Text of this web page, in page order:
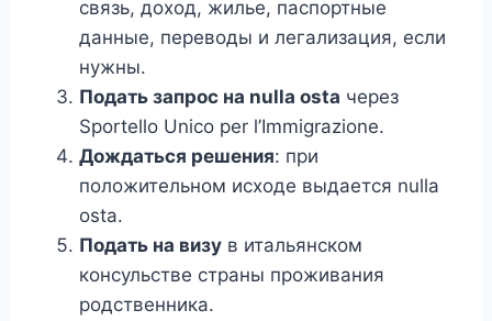
связь, доход, жилье, паспортные
данные, переводы и легализация, если
нужны.
Подать запрос на nulla osta через
Sportello Unico per l’Immigrazione.
Дождаться решения: при
положительном исходе выдается nulla
osta.
Подать на визу в итальянском
консульстве страны проживания
родственника.